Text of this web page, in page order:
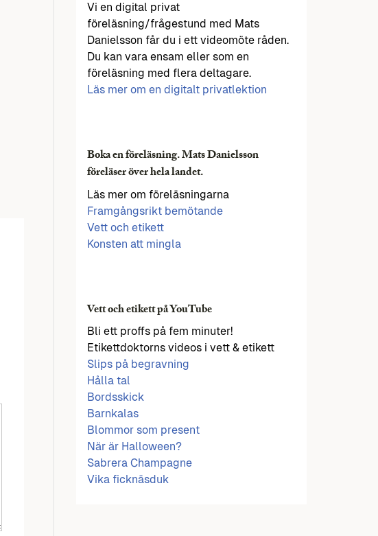
Vi en digital privat
föreläsning/frågestund med Mats
Danielsson får du i ett videomöte råden.
Du kan vara ensam eller som en
föreläsning med flera deltagare.
Läs mer om en digitalt privatlektion
Boka en föreläsning. Mats Danielsson
föreläser över hela landet.
Läs mer om föreläsningarna
Framgångsrikt bemötande
Vett och etikett
Konsten att mingla
Vett och etikett på YouTube
Bli ett proffs på fem minuter!
Etikettdoktorns videos i vett & etikett
Slips på begravning
Hålla tal
Bordsskick
Barnkalas
Blommor som present
När är Halloween?
Sabrera Champagne
Vika ficknäsduk